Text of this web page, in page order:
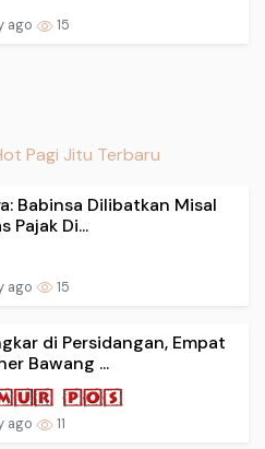
ago 15
Pagi Jitu Terbaru
Babinsa Dilibatkan Misal
Pajak Di...
ago 15
di Persidangan, Empat
Bawang ...
ago 11